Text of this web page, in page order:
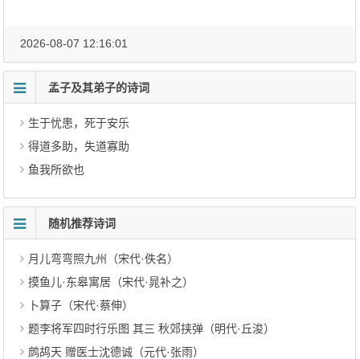
2026-08-07 12:16:01
孟子及其弟子的诗词
生于忧患，死于安乐
得道多助，失道寡助
鱼我所欲也
随机推荐诗词
月儿弯弯照九州（宋代·佚名）
摸鱼儿·东皋寓居（宋代·晁补之）
卜算子（宋代·蔡伸）
题李将军四时行乐图 其三 秋郊挟弹（明代·丘浚）
鹧鸪天 赠医士沈德诚（元代·张雨）